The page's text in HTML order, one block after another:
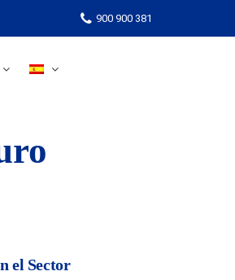
900 900 381
el Sector